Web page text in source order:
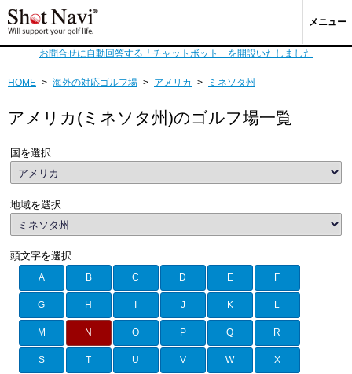
メニュー
お問合せに自動回答する「チャットボット」を開設いたしました
HOME > 海外の対応ゴルフ場 > アメリカ > ミネソタ州
アメリカ(ミネソタ州)のゴルフ場一覧
国を選択
地域を選択
頭文字を選択
A B C D E F
G H J K
M N O P Q R
S T U V W X